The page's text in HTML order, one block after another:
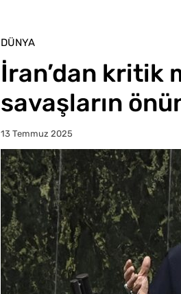
DÜNYA
İran’dan kritik
savaşların
13 Temmuz 2025